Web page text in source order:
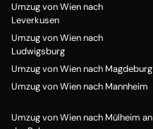
Umzug von Wien nach
Leverkusen
Umzug von Wien nach
Ludwigsburg
Umzug von Wien nach Magdeburg
Umzug von Wien nach Mannheim
Umzug von Wien nach Mülheim an